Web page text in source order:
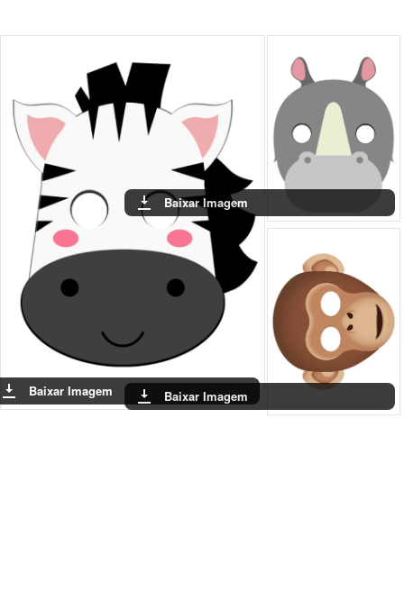
Baixar Imagem
Baixar Imagem
Baixar Imagem